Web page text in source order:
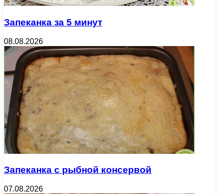
Запеканка за 5 минут
08.08.2026
Запеканка с рыбной консервой
07.08.2026